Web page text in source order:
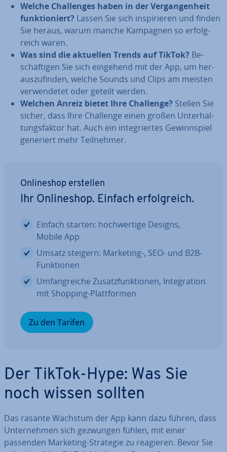
Welche Chal­lenges haben in der Ver­gan­gen­heit
funk­tio­niert? Lassen Sie sich in­spi­rie­ren und finden
Sie heraus, warum manche Kampagnen so er­folg­
reich waren.
Was sind die aktuellen Trends auf TikTok? Be­
schäf­ti­gen Sie sich eingehend mit der App, um her­
aus­zu­fin­den, welche Sounds und Clips am meisten
ver­wen­de­tet oder geteilt werden.
Welchen Anreiz bietet Ihre Challenge? Stellen Sie
sicher, dass Ihre Challenge einen großen Un­ter­hal­
tungs­fak­tor hat. Auch ein in­te­grier­tes Ge­winn­spiel
generiert mehr Teil­neh­mer.
On­line­shop erstellen
Ihr On­line­shop. Einfach er­folg­reich.
Einfach starten: hoch­wer­ti­ge Designs,
Mobile App
Umsatz steigern: Marketing-, SEO- und B2B-
Funk­tio­nen
Um­fang­rei­che Zu­satz­funk­tio­nen, In­te­gra­ti­on
mit Shopping-Platt­for­men
Zu den Tarifen
Der TikTok-Hype: Was Sie
noch wissen sollten
Das rasante Wachstum der App kann dazu führen, dass
Un­ter­neh­men sich gezwungen fühlen, mit einer
passenden Marketing-Strategie zu reagieren. Bevor Sie